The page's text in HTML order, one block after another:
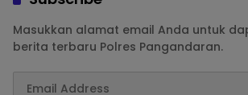
Masukkan alamat email Anda untuk
berita terbaru Polres Pangandaran.